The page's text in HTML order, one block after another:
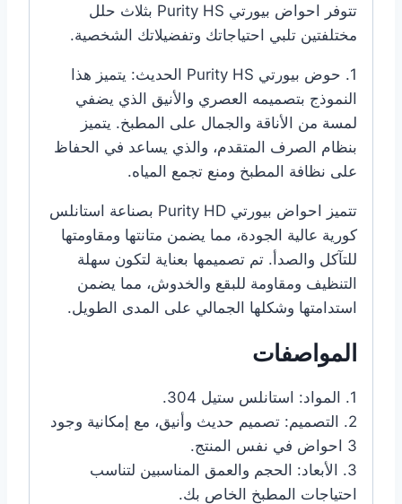
تتوفر احواض بيورتي Purity HS بثلاث حلل
مختلفتين تلبي احتياجاتك وتفضيلاتك الشخصية.
1. حوض بيورتي Purity HS الحديث: يتميز هذا
النموذج بتصميمه العصري والأنيق الذي يضفي
لمسة من الأناقة والجمال على المطبخ. يتميز
بنظام الصرف المتقدم، والذي يساعد في الحفاظ
على نظافة المطبخ ومنع تجمع المياه.
تتميز احواض بيورتي Purity HD بصناعة استانلس
كورية عالية الجودة، مما يضمن متانتها ومقاومتها
للتآكل والصدأ. تم تصميمها بعناية لتكون سهلة
التنظيف ومقاومة للبقع والخدوش، مما يضمن
استدامتها وشكلها الجمالي على المدى الطويل.
المواصفات
1. المواد: استانلس ستيل 304.
2. التصميم: تصميم حديث وأنيق، مع إمكانية وجود
3 احواض في نفس المنتج.
3. الأبعاد: الحجم والعمق المناسبين لتناسب
احتياجات المطبخ الخاص بك.